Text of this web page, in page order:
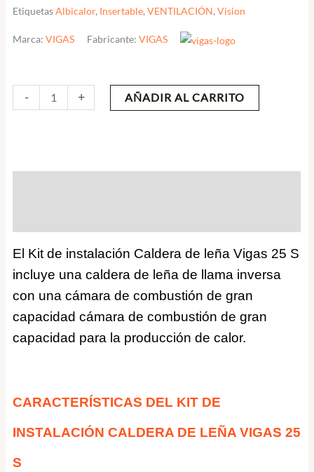
EtiquetasAlbicalor, Insertable,VENTILACIÓN,Vision
Marca:VIGAS Fabricante:VIGAS
-
de
de
25
S
-
Vigas
cantidad
+ AÑADIR AL CARRITO
El Kit de instalación Caldera de leña Vigas 25 S
incluye una caldera de leña de llama inversa
con una cámara de combustión de gran
capacidad cámara de combustión de gran
capacidad para la producción de calor.
CARACTERÍSTICAS DEL KIT DE
INSTALACIÓN CALDERA DE LEÑA VIGAS 25
S